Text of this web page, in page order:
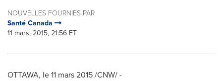
NOUVELLES FOURNIES PAR
Santé Canada
11 mars, 2015, 21:56 ET
OTTAWA, le 11 mars 2015 /CNW/ -